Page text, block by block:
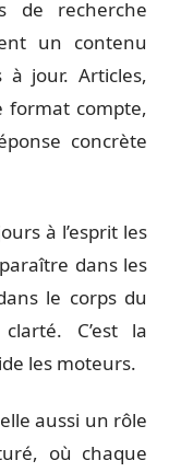
de recherche
un contenu
jour. Articles,
format compte,
concrète
à l’esprit les
dans les
le corps du
C’est la
les moteurs.
aussi un rôle
où chaque